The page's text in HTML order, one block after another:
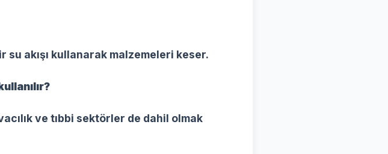
su akışı kullanarak malzemeleri keser.
ve tıbbi sektörler de dahil olmak